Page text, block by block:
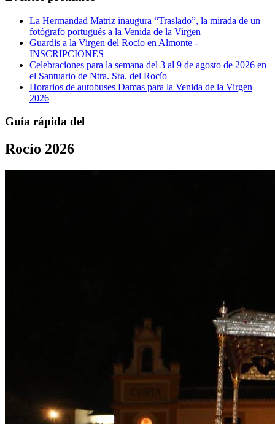
La Hermandad Matriz inaugura “Traslado”, la mirada de un
fotógrafo portugués a la Venida de la Virgen
Guardis a la Virgen del Rocío en Almonte -
INSCRIPCIONES
Celebraciones para la semana del 3 al 9 de agosto de 2026 en
el Santuario de Ntra. Sra. del Rocío
Horarios de autobuses Damas para la Venida de la Virgen
2026
Guía rápida del
Rocío 2026